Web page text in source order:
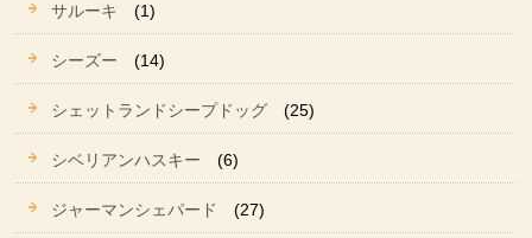
サルーキ (1)
シーズー (14)
シェットランドシープドッグ (25)
シベリアンハスキー (6)
ジャーマンシェパード (27)